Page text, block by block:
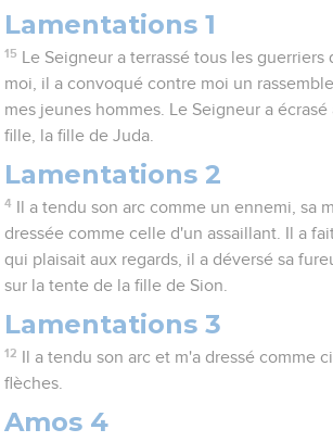
Lamentations 1
15
Le Seigneur a terrassé tous les
moi, il a convoqué contre moi un
mes jeunes hommes. Le Seigneur a
fille, la fille de Juda.
Lamentations 2
4
Il a tendu son arc comme un ennemi, sa
dressée comme celle d'un assaillant. Il a
qui plaisait aux regards, il a déversé sa
sur la tente de la fille de Sion.
Lamentations 3
12
Il a tendu son arc et m'a dressé comme
flèches.
Amos 4